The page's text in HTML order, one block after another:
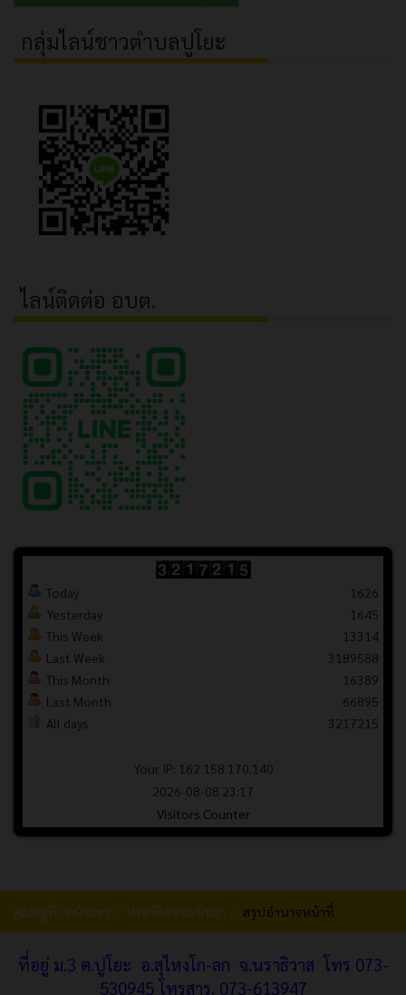
กลุ่มไลน์ชาวตำบลปูโยะ
ไลน์ติดต่อ อบต.
Today
Yesterday
This Week
Last Week
This Month
Last Month
All days
1626
1645
13314
3189588
16389
66895
3217215
Your IP: 162.158.170.140
2026-08-08 23:17
Visitors Counter
คุณอยู่ที่: หน้าแรก ประวัติความเป็นมา สรุปอำนาจหน้าที่
ที่อยู่ ม.3 ต.ปูโยะ อ.สุไหงโก-ลก จ.นราธิวาส โทร 073-
530945 โทรสาร. 073-613947